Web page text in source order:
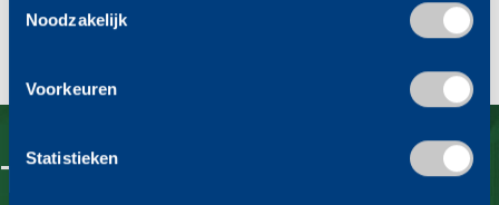
Noodzakelijk
Voorkeuren
Statistieken
Tevreden klanten vertellen